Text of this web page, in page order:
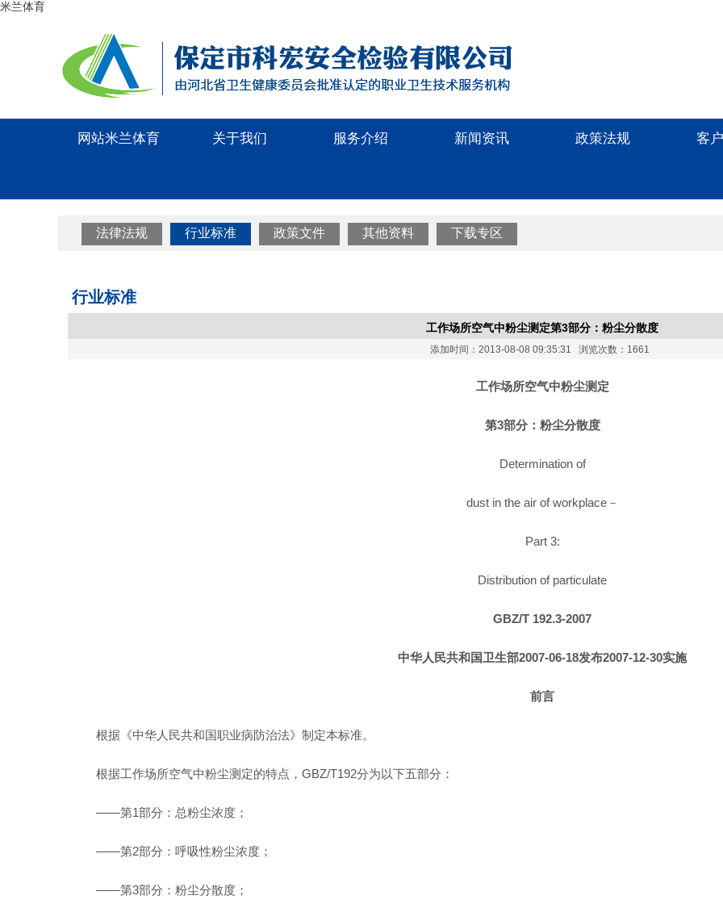
米兰体育
网站米兰体育 关于我们 服务介绍 新闻资讯 政策法规 客
法律法规 行业标准 政策文件 其他资料 下载专区
行业标准
工作场所空气中粉尘测定第3部分：粉尘分散度
添加时间：2013-08-08 09:35:31 浏览次数：1661
工作场所空气中粉尘测定
第3部分：粉尘分散度
Determination of
dust in the air of workplace－
Part 3:
Distribution of particulate
GBZ/T 192.3-2007
中华人民共和国卫生部2007-06-18发布2007-12-30实施
前言
根据《中华人民共和国职业病防治法》制定本标准。
根据工作场所空气中粉尘测定的特点，GBZ/T192分为以下五部分：
——第1部分：总粉尘浓度；
——第2部分：呼吸性粉尘浓度；
——第3部分：粉尘分散度；